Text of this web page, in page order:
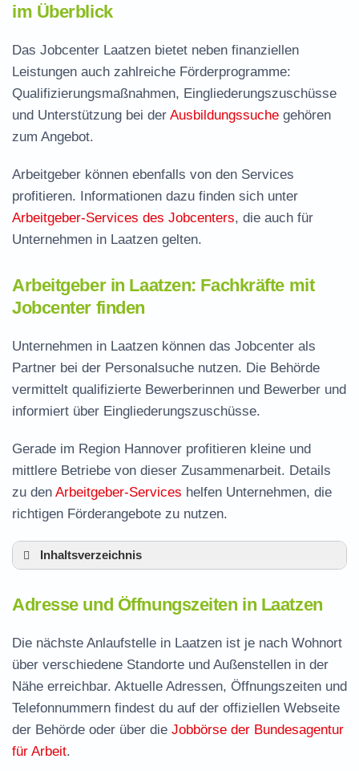
im Überblick
Das Jobcenter Laatzen bietet neben finanziellen
Leistungen auch zahlreiche Förderprogramme:
Qualifizierungsmaßnahmen, Eingliederungszuschüsse
und Unterstützung bei der Ausbildungssuche gehören
zum Angebot.
Arbeitgeber können ebenfalls von den Services
profitieren. Informationen dazu finden sich unter
Arbeitgeber-Services des Jobcenters, die auch für
Unternehmen in Laatzen gelten.
Arbeitgeber in Laatzen: Fachkräfte mit
Jobcenter finden
Unternehmen in Laatzen können das Jobcenter als
Partner bei der Personalsuche nutzen. Die Behörde
vermittelt qualifizierte Bewerberinnen und Bewerber und
informiert über Eingliederungszuschüsse.
Gerade im Region Hannover profitieren kleine und
mittlere Betriebe von dieser Zusammenarbeit. Details
zu den Arbeitgeber-Services helfen Unternehmen, die
richtigen Förderangebote zu nutzen.
Inhaltsverzeichnis
Leistungen der Arbeitsvermittlung in Laatzen
Termin vereinbaren und Bürgergeld beantragen
Jobcenter Region Hannover – zuständige
Stelle
Stellenangebote und Jobbörse in Laatzen
Häufige Fragen rund ums Jobcenter
Adresse und Öffnungszeiten in Laatzen
Die nächste Anlaufstelle in Laatzen ist je nach Wohnort
über verschiedene Standorte und Außenstellen in der
Nähe erreichbar. Aktuelle Adressen, Öffnungszeiten und
Telefonnummern findest du auf der offiziellen Webseite
der Behörde oder über die Jobbörse der Bundesagentur
für Arbeit.